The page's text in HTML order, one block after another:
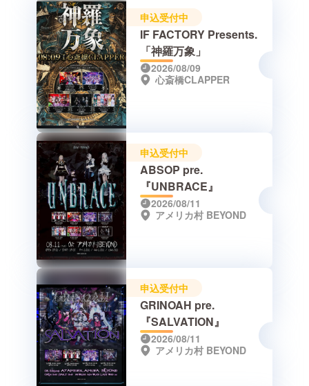
申込受付中
IF FACTORY Presents.
「神羅万象」
2026/08/09
心斎橋CLAPPER
申込受付中
ABSOP pre.
『UNBRACE』
2026/08/11
アメリカ村 BEYOND
申込受付中
GRINOAH pre.
『SALVATION』
2026/08/11
アメリカ村 BEYOND